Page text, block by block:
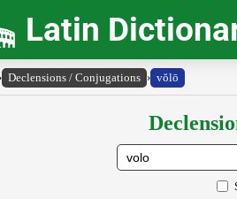
Latin
› Declensions / Conjugations › vŏlō